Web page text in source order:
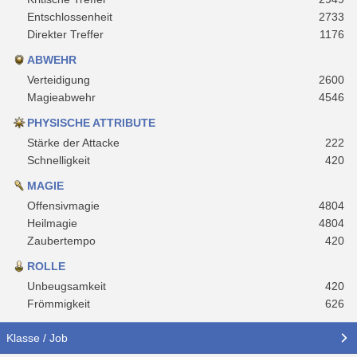
Entschlossenheit
2733
Direkter Treffer
1176
ABWEHR
Verteidigung
2600
Magieabwehr
4546
PHYSISCHE ATTRIBUTE
Stärke der Attacke
222
Schnelligkeit
420
MAGIE
Offensivmagie
4804
Heilmagie
4804
Zaubertempo
420
ROLLE
Unbeugsamkeit
420
Frömmigkeit
626
Klasse / Job